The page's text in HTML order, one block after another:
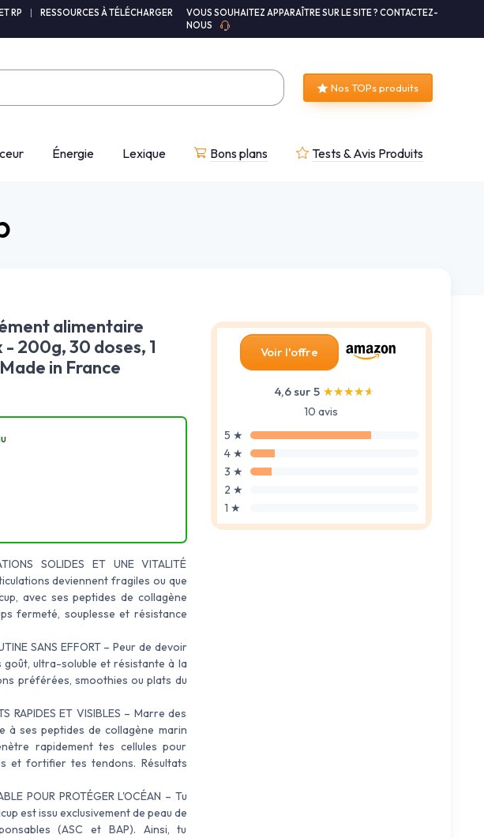
RP
RESSOURCES À TÉLÉCHARGER
VOUS SOUHAITEZ APPARAÎTRE SUR LE SITE ? CONTACTEZ-
NOUS
Nos TOPs produits
Énergie Lexique Bons plans Tests & Avis Produits
Voir l'offre
4,6 sur 5 ★★★★★
★★★★★
10 avis
5 ★
4 ★
3 ★
2 ★
1 ★
alimentaire
200g, 30 doses, 1
in France
SOLIDES ET UNE VITALITÉ
deviennent fragiles ou que
avec ses peptides de collagène
fermeté, souplesse et résistance
SANS EFFORT – Peur de devoir
goût, ultra-soluble et résistante à la
préférées, smoothies ou plats du
RAPIDES ET VISIBLES – Marre des
à ses peptides de collagène marin
rapidement tes cellules pour
et fortifier tes tendons. Résultats
POUR PROTÉGER L'OCÉAN – Tu
est issu exclusivement de peau de
(ASC et BAP). Ainsi, tu